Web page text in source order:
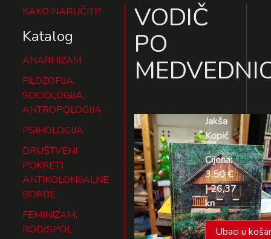
KAKO NARUČITI?
Katalog
ANARHIZAM
FILOZOFIJA,
SOCIOLOGIJA,
ANTROPOLOGIJA
PSIHOLOGIJA
DRUŠTVENI
POKRETI,
ANTIKOLONIJALNE
BORBE
FEMINIZAM,
ROD/SPOL
VODIČ
PO
Jakša
Kopić
Cijena:
3,50 €
| 26,37
kn
Ubaci u